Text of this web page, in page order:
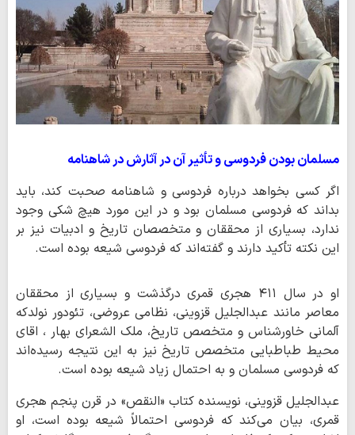
مسلمان بودن فردوسی و تأثیر آن در آثارش در شاهنامه
اگر کسی بخواهد درباره فردوسی و شاهنامه صحبت کند، باید
بداند که فردوسی مسلمان بود و در این مورد هیچ شکی وجود
ندارد، بسیاری از محققان و متخصصان تاریخ و ادبیات نیز بر
این نکته تأکید دارند و گفته‌اند که فردوسی شیعه بوده است.
او در سال ۴۱۱ هجری قمری درگذشت و بسیاری از محققان
معاصر مانند عبدالجلیل قزوینی، نظامی عروضی، تئودور نولدکه
آلمانی خاورشناس و متخصص تاریخ، ملک الشعرای بهار ، اقای
محیط طباطبایی متخصص تاریخ نیز به این نتیجه رسیده‌اند
که فردوسی مسلمان و به احتمال زیاد شیعه بوده است.
عبدالجلیل قزوینی، نویسنده کتاب «النقص» در قرن پنجم هجری
قمری، بیان می‌کند که فردوسی احتمالاً شیعه بوده است، او